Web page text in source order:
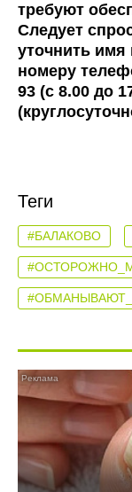
требуют
Следует
уточнить
номеру
93 (с 8.00 до
Теги
#БАЛАКОВО